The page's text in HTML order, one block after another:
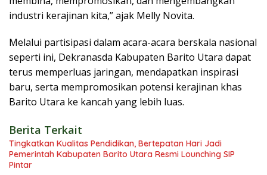
industri kerajinan kita,” ajak Melly Novita.
Melalui partisipasi dalam acara-acara berskala nasional
seperti ini, Dekranasda Kabupaten Barito Utara dapat
terus memperluas jaringan, mendapatkan inspirasi
baru, serta mempromosikan potensi kerajinan khas
Barito Utara ke kancah yang lebih luas.
Berita Terkait
Tingkatkan Kualitas Pendidikan, Bertepatan Hari Jadi
Pemerintah Kabupaten Barito Utara Resmi Lounching SIP
Pintar